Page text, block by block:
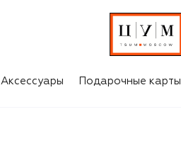
Аксессуары Подарочные карты